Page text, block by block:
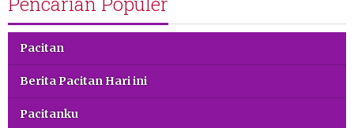
Pacitan
Berita Pacitan Hari ini
Pacitanku